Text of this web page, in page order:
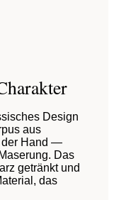
Design
aus
der Hand —
Das
getränkt und
das